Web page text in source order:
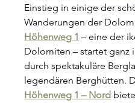
Einstieg in einige der
Wanderungen der
Höhenweg 1 – eine der
Dolomiten – startet ganz
durch spektakuläre
legendären Berghütten.
Höhenweg 1 – Nord